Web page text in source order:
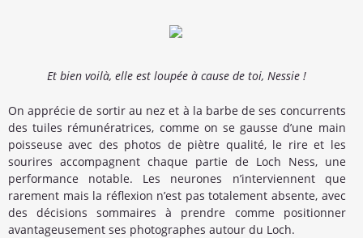
Et bien voilà, elle est loupée à cause de toi, Nessie !
On apprécie de sortir au nez et à la barbe de ses concurrents
des tuiles rémunératrices, comme on se gausse d’une main
poisseuse avec des photos de piètre qualité, le rire et les
sourires accompagnent chaque partie de Loch Ness, une
performance notable. Les neurones n’interviennent que
rarement mais la réflexion n’est pas totalement absente, avec
des décisions sommaires à prendre comme positionner
avantageusement ses photographes autour du Loch.